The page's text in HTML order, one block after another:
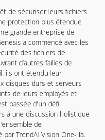
de sécuriser leurs fichiers
protection plus étendue
grande entreprise de
a commencé avec les
des fichiers de
d’autres failles de
ils ont étendu leur
disques durs et serveurs
de leurs employés et
passée d'un défi
à une discussion holistique
de
TrendAI Vision One- la.